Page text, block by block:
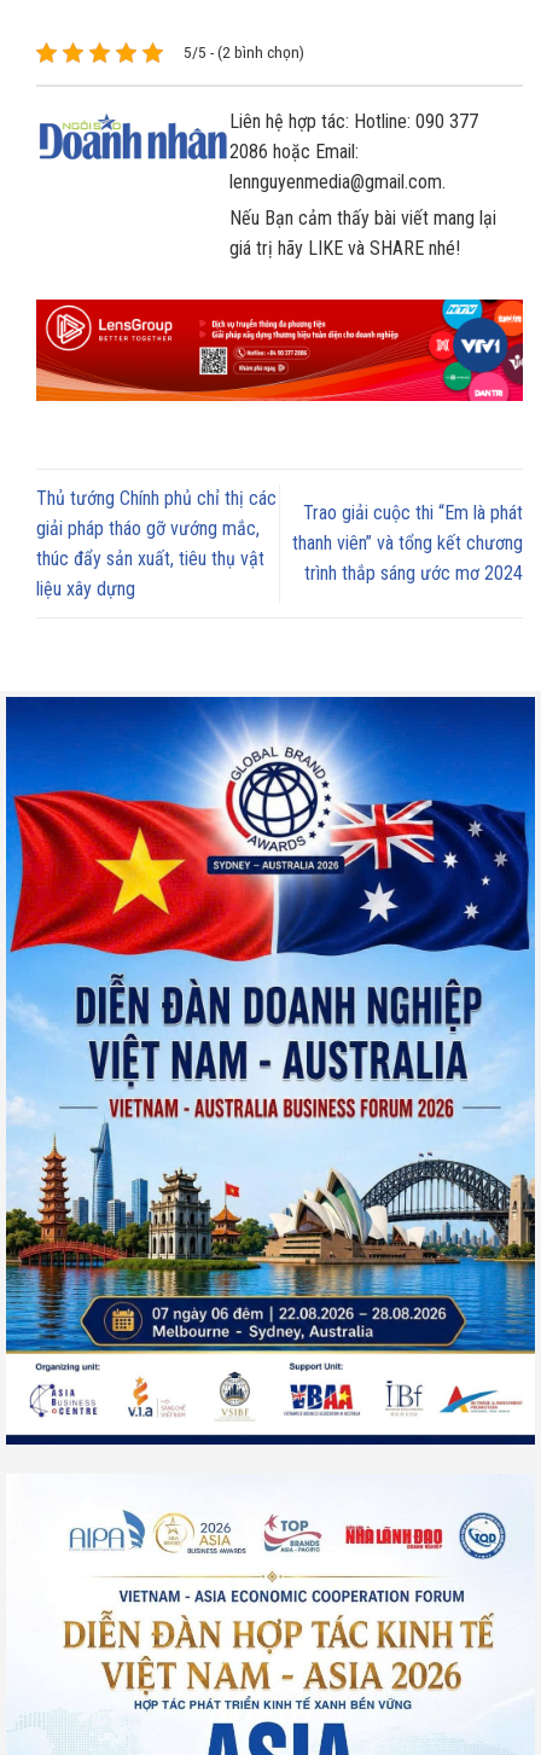
5/5 - (2 bình chọn)
Liên hệ hợp tác: Hotline: 090 377
2086 hoặc Email:
lennguyenmedia@gmail.com.
Nếu Bạn cảm thấy bài viết mang lại
giá trị hãy LIKE và SHARE nhé!
Thủ tướng Chính phủ chỉ thị các
giải pháp tháo gỡ vướng mắc,
thúc đẩy sản xuất, tiêu thụ vật
liệu xây dựng
Trao giải cuộc thi “Em là phát
thanh viên” và tổng kết chương
trình thắp sáng ước mơ 2024